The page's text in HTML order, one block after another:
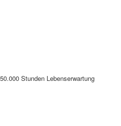
Stunden Lebenserwartung